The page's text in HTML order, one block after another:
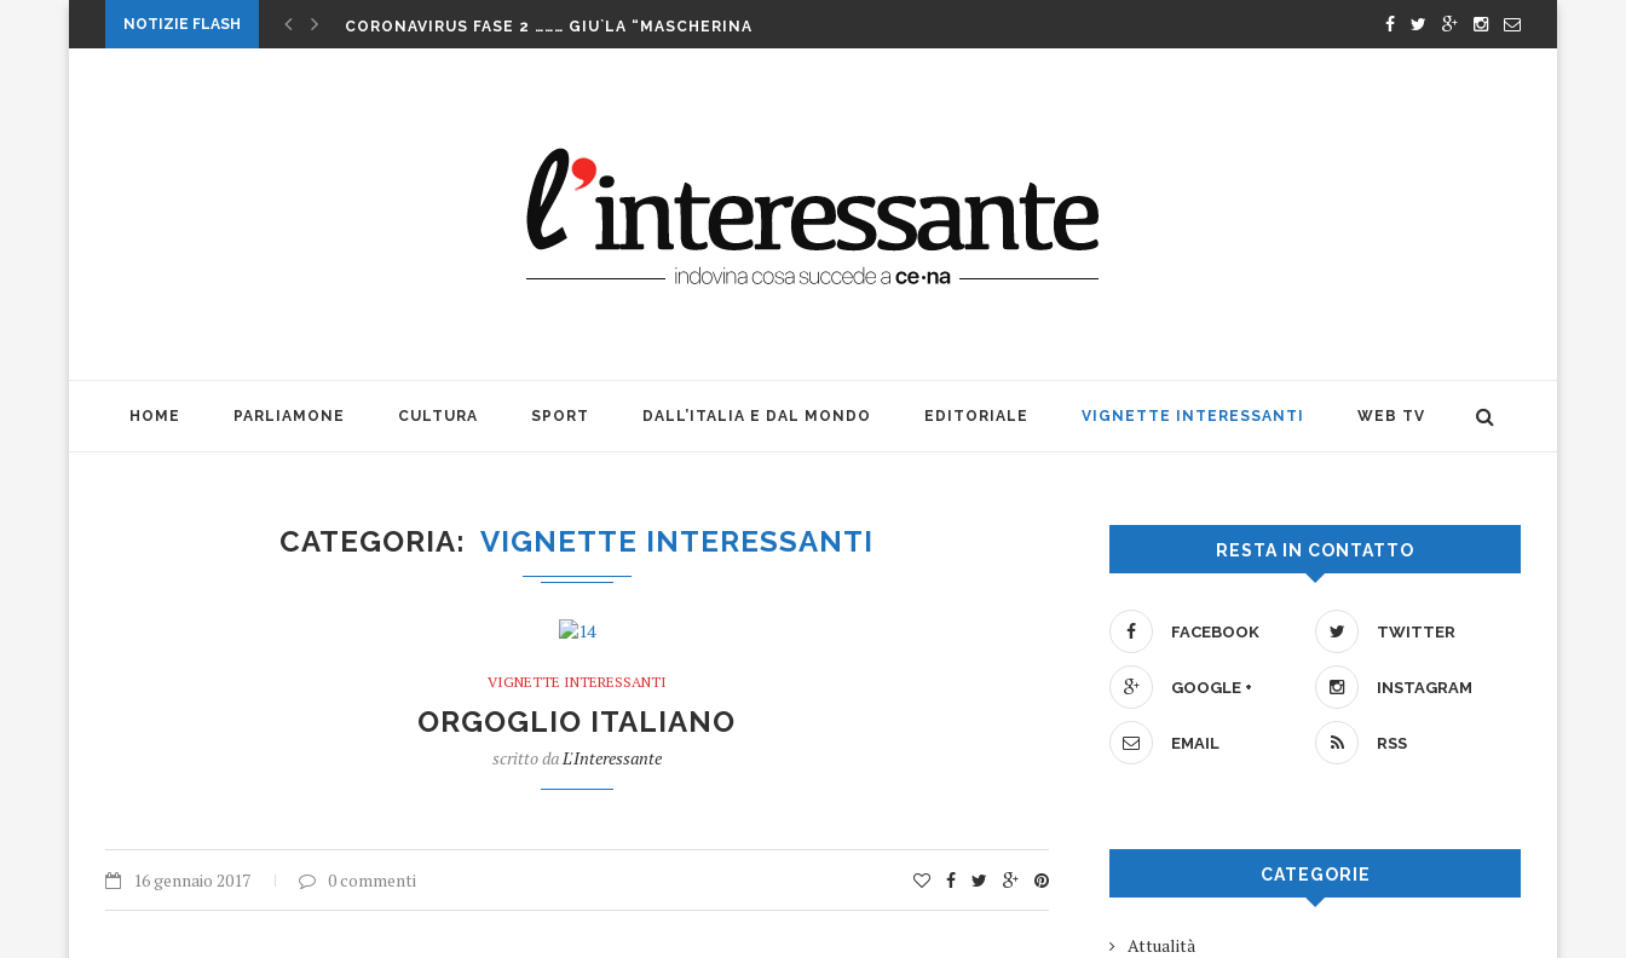
NOTIZIE FLASH
CORONAVIRUS FASE 2 ……… GIU`LA “MASCHERINA
LA MUSICA DELLA GATTA CENERENTOLA COME PASS PER...
DA CONSUMARCI PREFERIBILMENTE DOPO MORTI: OFFICINA TEATRO INCANTA...
VALERIO BIANCHINI E LE SUE … BOMBE. AMARCORD...
CASO WEINSTEIN. DITE ALLE DONNE CHE NON SIAMO...
THE ALIENS AD OFFICINA TEATRO: VITA, AMICIZIA ED...
1 MAGGIO: FESTA O…. LUTTO. UNA FESTA BEN...
HOME PARLIAMONE CULTURA SPORT DALL’ITALIA E DAL MONDO EDITORIALE VIGNETTE INTERESSANTI WEB TV
CATEGORIA VIGNETTE INTERESSANTI
VIGNETTE INTERESSANTI
ORGOGLIO ITALIANO
scritto daL'Interessante
16 gennaio 2017 0 commenti
RESTA IN CONTATTO
FACEBOOK TWITTER
GOOGLE + INSTAGRAM
EMAIL RSS
CATEGORIE
Attualità